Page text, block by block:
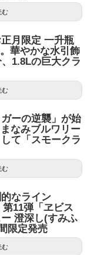
む
月限定 一升瓶
華やかな水引飾
1.8Lの巨大クラ
む
ーの逆襲」が始
なみブルワリー
て「スモークラ
む
なライン
第11弾「ヱビス
澄深し(すみふ
限定発売
む